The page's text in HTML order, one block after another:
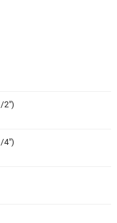
2")
4")